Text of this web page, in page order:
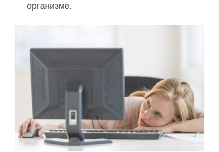
организме.